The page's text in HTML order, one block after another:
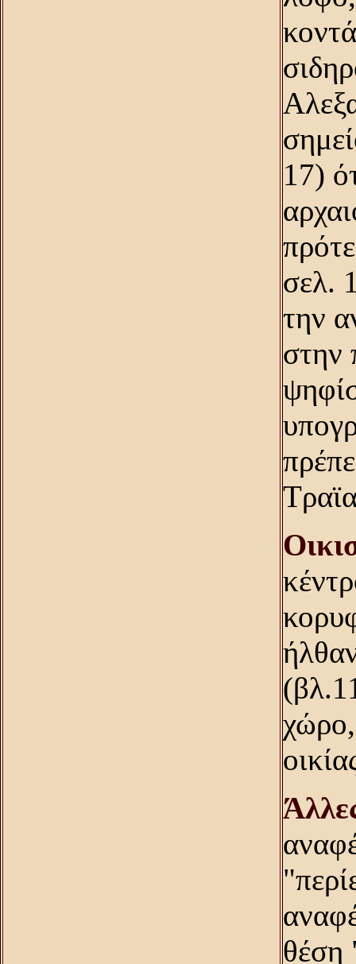
17)
σελ.
την
στην
θέση